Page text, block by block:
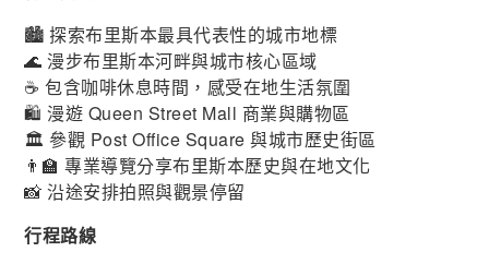
🏙️ 探索布里斯本最具代表性的城市地標
🌊 漫步布里斯本河畔與城市核心區域
☕ 包含咖啡休息時間，感受在地生活氛圍
🛍️ 漫遊 Queen Street Mall 商業與購物區
🏛️ 參觀 Post Office Square 與城市歷史街區
👨‍🏫 專業導覽分享布里斯本歷史與在地文化
📸 沿途安排拍照與觀景停留
行程路線